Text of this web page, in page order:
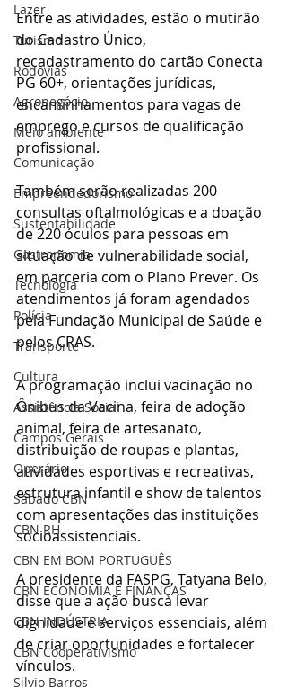
Lazer
Turismo
Rodovias
Agronegócio
Meio ambiente
Comunicação
Empreendedorismo
Sustentabilidade
Gastronomia
Tecnologia
Polícia
Transporte
Cultura
Assistência Social
Campos Gerais
Operário
Sábado CBN
CBN RH
CBN EM BOM PORTUGUÊS
CBN ECONOMIA E FINANÇAS
CBN INDÚSTRIA
CBN Cooperativismo
Silvio Barros
Entre as atividades, estão o mutirão
do Cadastro Único,
recadastramento do cartão Conecta
PG 60+, orientações jurídicas,
encaminhamentos para vagas de
emprego e cursos de qualificação
profissional.
Também serão realizadas 200
consultas oftalmológicas e a doação
de 220 óculos para pessoas em
situação de vulnerabilidade social,
em parceria com o Plano Prever. Os
atendimentos já foram agendados
pela Fundação Municipal de Saúde e
pelos CRAS.
A programação inclui vacinação no
Ônibus da Vacina, feira de adoção
animal, feira de artesanato,
distribuição de roupas e plantas,
atividades esportivas e recreativas,
estrutura infantil e show de talentos
com apresentações das instituições
socioassistenciais.
A presidente da FASPG, Tatyana Belo,
disse que a ação busca levar
dignidade e serviços essenciais, além
de criar oportunidades e fortalecer
vínculos.